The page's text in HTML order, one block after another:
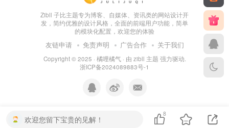
Zibll 子比主题专为博客、自媒体、资讯类的网站设计开
发，简约优雅的设计风格，全面的前端用户功能，简单
的模块化配置，欢迎您的体验
友链申请 免责声明 广告合作 关于我们
Copyright © 2025 · 橘哩橘气 · 由 zibll 主题 强力驱动.
浙ICP备2024089883号-1
欢迎您留下宝贵的见解！
8